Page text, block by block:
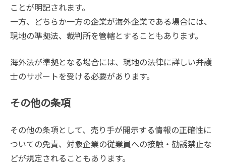
ことが明記されます。
一方、どちらか一方の企業が海外企業である場合には、
現地の準拠法、裁判所を管轄とすることもあります。
海外法が準拠となる場合には、現地の法律に詳しい弁護
士のサポートを受ける必要があります。
その他の条項
その他の条項として、売り手が開示する情報の正確性に
ついての免責、対象企業の従業員への接触・勧誘禁止な
どが規定されることもあります。